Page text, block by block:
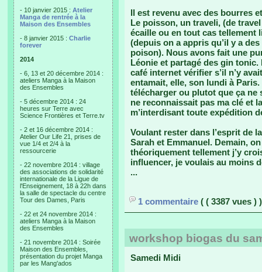
- 10 janvier 2015 : Atelier
Manga de rentrée à la
Maison des Ensembles
- 8 janvier 2015 : Charlie
forever
2014
- 6, 13 et 20 décembre 2014 :
ateliers Manga à la Maison
des Ensembles
- 5 décembre 2014 : 24
heures sur Terre avec
Science Frontières et Terre.tv
- 2 et 16 décembre 2014 :
Atelier Our Life 21, prises de
vue 1/4 et 2/4 à la
ressourcerie
- 22 novembre 2014 : village
des associations de solidarité
internationale de la Ligue de
l'Enseignement, 18 à 22h dans
la salle de spectacle du centre
Tour des Dames, Paris
- 22 et 24 novembre 2014 :
ateliers Manga à la Maison
des Ensembles
- 21 novembre 2014 : Soirée
Maison des Ensembles,
présentation du projet Manga
par les Mang'ados
Il est revenu avec des bourres
Le poisson, un traveli, (de
écaille ou en tout cas tellement
(depuis on a appris qu’il y a
poison). Nous avons fait une
Léonie et partagé des gin
café internet vérifier s’il n’y
entamait, elle, son lundi à
télécharger ou plutot que ça ne
ne reconnaissait pas ma clé et
m’interdisant toute expédition
Voulant rester dans l’esprit de
Sarah et Emmanuel. Demain,
théoriquement tellement j’y
influencer, je voulais au moins
...
1 commentaire ( ( 3387 vues ) )
workshop biogas du
Samedi Midi